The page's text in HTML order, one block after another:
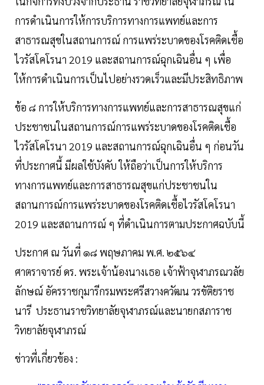
การดำเนินการให้การบริการทางการแพทย์และการ
สาธารณสุขในสถานการณ์ การแพร่ระบาดของโรคติดเชื้อ
ไวรัสโคโรนา 2019 และสถานการณ์ฉุกเฉินอื่น ๆ เพื่อ
ให้การดำเนินการเป็นไปอย่างรวดเร็วและมีประสิทธิภาพ
ข้อ ๘ การให้บริการทางการแพทย์และการสาธารณสุขแก่
ประชาชนในสถานการณ์การแพร่ระบาดของโรคติดเชื้อ
ไวรัสโคโรนา 2019 และสถานการณ์ฉุกเฉินอื่น ๆ ก่อนวัน
ที่ประกาศนี้ มีผลใช้บังคับ ให้ถือว่าเป็นการให้บริการ
ทางการแพทย์และการสาธารณสุขแก่ประชาชนใน
สถานการณ์การแพร่ระบาดของโรคติดเชื้อไวรัสโคโรนา
2019 และสถานการณ์ ๆ ที่ดำเนินการตามประกาศฉบับนี้
ประกาศ ณ วันที่ ๑๘ พฤษภาคม พ.ศ. ๒๕๖๔
ศาตราจารย์ ดร. พระเจ้าน้องนางเธอ เจ้าฟ้าจุฬาภรณวลัย
ลักษณ์ อัครราชกุมารีกรมพระศรีสวางควัฒน วรขัติยราช
นารี ประธานราชวิทยาลัยจุฬาภรณ์และนายกสภาราช
วิทยาลัยจุฬาภรณ์
ข่าวที่เกี่ยวข้อง :